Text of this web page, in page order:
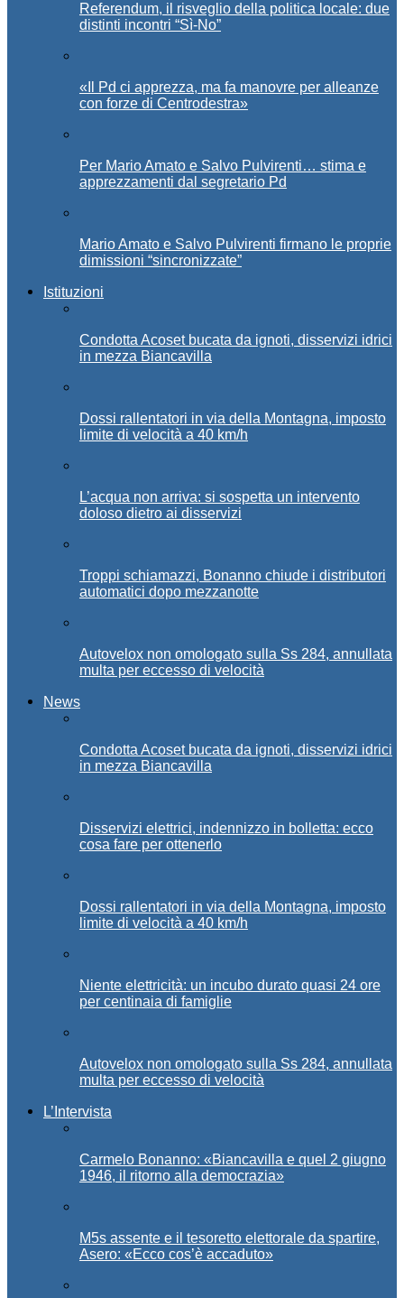
Referendum, il risveglio della politica locale: due
distinti incontri “Sì-No”
«Il Pd ci apprezza, ma fa manovre per alleanze
con forze di Centrodestra»
Per Mario Amato e Salvo Pulvirenti… stima e
apprezzamenti dal segretario Pd
Mario Amato e Salvo Pulvirenti firmano le proprie
dimissioni “sincronizzate”
Istituzioni
Condotta Acoset bucata da ignoti, disservizi idrici
in mezza Biancavilla
Dossi rallentatori in via della Montagna, imposto
limite di velocità a 40 km/h
L’acqua non arriva: si sospetta un intervento
doloso dietro ai disservizi
Troppi schiamazzi, Bonanno chiude i distributori
automatici dopo mezzanotte
Autovelox non omologato sulla Ss 284, annullata
multa per eccesso di velocità
News
Condotta Acoset bucata da ignoti, disservizi idrici
in mezza Biancavilla
Disservizi elettrici, indennizzo in bolletta: ecco
cosa fare per ottenerlo
Dossi rallentatori in via della Montagna, imposto
limite di velocità a 40 km/h
Niente elettricità: un incubo durato quasi 24 ore
per centinaia di famiglie
Autovelox non omologato sulla Ss 284, annullata
multa per eccesso di velocità
L’Intervista
Carmelo Bonanno: «Biancavilla e quel 2 giugno
1946, il ritorno alla democrazia»
M5s assente e il tesoretto elettorale da spartire,
Asero: «Ecco cos’è accaduto»